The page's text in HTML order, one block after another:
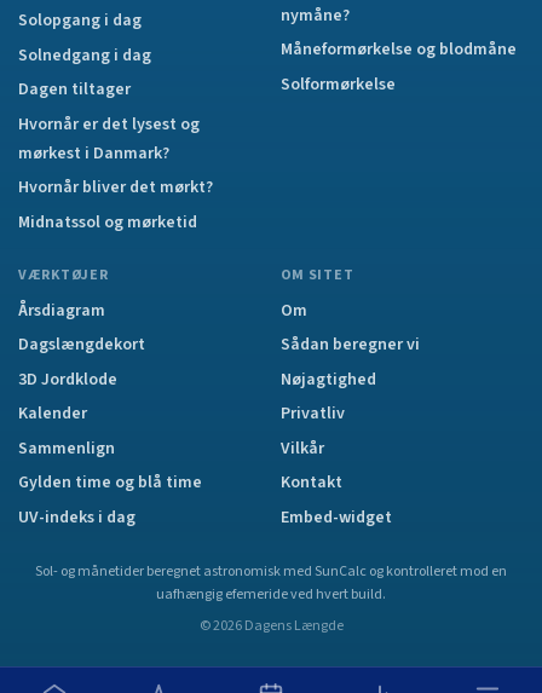
Solopgang i dag
Solnedgang i dag
Dagen tiltager
Hvornår er det lysest og
mørkest i Danmark?
Hvornår bliver det mørkt?
Midnatssol og mørketid
nymåne?
Måneformørkelse og blodmåne
Solformørkelse
VÆRKTØJER
Årsdiagram
Dagslængdekort
3D Jordklode
Kalender
Sammenlign
Gylden time og blå time
UV-indeks i dag
OM SITET
Om
Sådan beregner vi
Nøjagtighed
Privatliv
Vilkår
Kontakt
Embed-widget
Sol- og månetider beregnet astronomisk med SunCalc og kontrolleret mod en
uafhængig efemeride ved hvert build.
©2026 Dagens Længde